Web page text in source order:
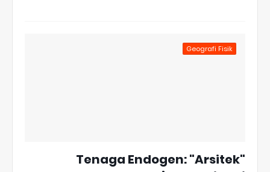
Geografi Fisik
Tenaga Endogen: "Arsitek"